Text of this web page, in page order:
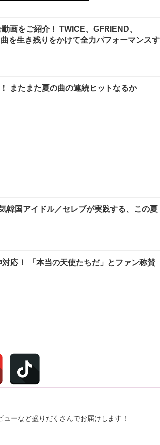
画をご紹介！ TWICE、GFRIEND、
を生き残りをかけて全力パフォーマンスす
またまた夏の曲の連続ヒットなるか
国アイドル／セレブが実践する、この夏
応！ 「本当の天使たちだ」とファン称賛
ーなど盛りだくさんでお届けします！